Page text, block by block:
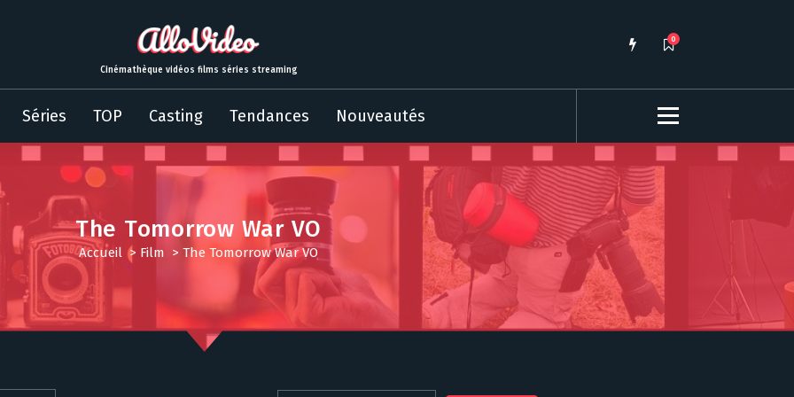
Cinémathèque vidéos films séries streaming
0
Séries TOP Casting Tendances Nouveautés
The Tomorrow War VO
Accueil > Film > The Tomorrow War VO